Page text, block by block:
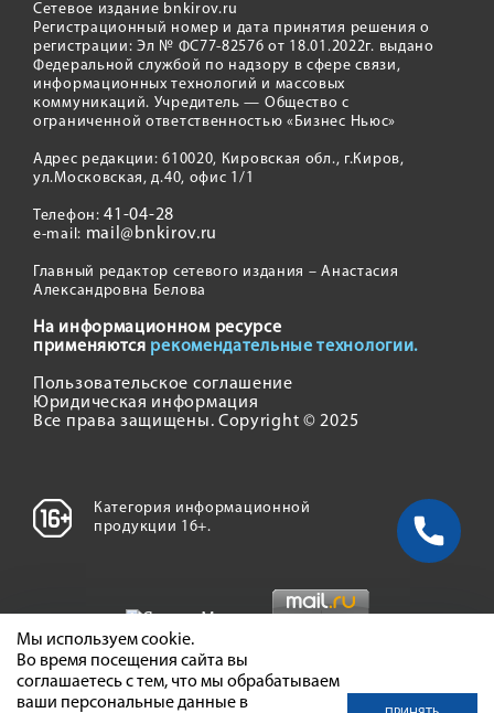
Сетевое издание bnkirov.ru
Регистрационный номер и дата принятия решения о
регистрации: Эл № ФС77-82576 от 18.01.2022г. выдано
Федеральной службой по надзору в сфере связи,
информационных технологий и массовых
коммуникаций. Учредитель — Общество с
ограниченной ответственностью «Бизнес Ньюс»
Адрес редакции: 610020, Кировская обл., г.Киров,
ул.Московская, д.40, офис 1/1
Телефон:41-04-28
e-mail: mail@bnkirov.ru
Главный редактор сетевого издания – Анастасия
Александровна Белова
На информационном ресурсе
применяются рекомендательные технологии.
Пользовательское соглашение
Юридическая информация
Все права защищены. Copyright © 2025
Категория информационной
продукции 16+.
Мы используем cookie.
Во время посещения сайта вы
соглашаетесь с тем, что мы обрабатываем
ваши персональные данные в